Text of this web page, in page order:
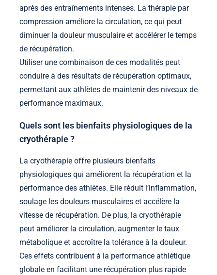
après des entraînements intenses. La thérapie par
compression améliore la circulation, ce qui peut
diminuer la douleur musculaire et accélérer le temps
de récupération.
Utiliser une combinaison de ces modalités peut
conduire à des résultats de récupération optimaux,
permettant aux athlètes de maintenir des niveaux de
performance maximaux.
Quels sont les bienfaits physiologiques de la
cryothérapie ?
La cryothérapie offre plusieurs bienfaits
physiologiques qui améliorent la récupération et la
performance des athlètes. Elle réduit l’inflammation,
soulage les douleurs musculaires et accélère la
vitesse de récupération. De plus, la cryothérapie
peut améliorer la circulation, augmenter le taux
métabolique et accroître la tolérance à la douleur.
Ces effets contribuent à la performance athlétique
globale en facilitant une récupération plus rapide